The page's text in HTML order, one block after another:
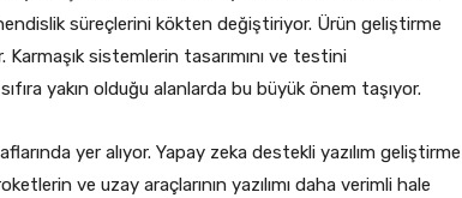
süreçlerini kökten değiştiriyor. Ürün geliştirme
Karmaşık sistemlerin tasarımını ve testini
yakın olduğu alanlarda bu büyük önem taşıyor.
yer alıyor. Yapay zeka destekli yazılım geliştirme
ve uzay araçlarının yazılımı daha verimli hale